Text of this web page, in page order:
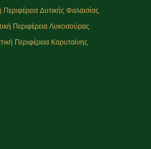
Περιφέρεια Δυτικής Φαλαισίας
Περιφέρεια Λυκοσούρας
Περιφέρεια Καρυταίνης